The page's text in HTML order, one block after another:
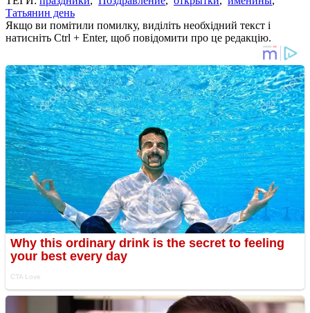
Татьянин день
Якщо ви помітили помилку, виділіть необхідний текст і
натисніть Ctrl + Enter, щоб повідомити про це редакцію.